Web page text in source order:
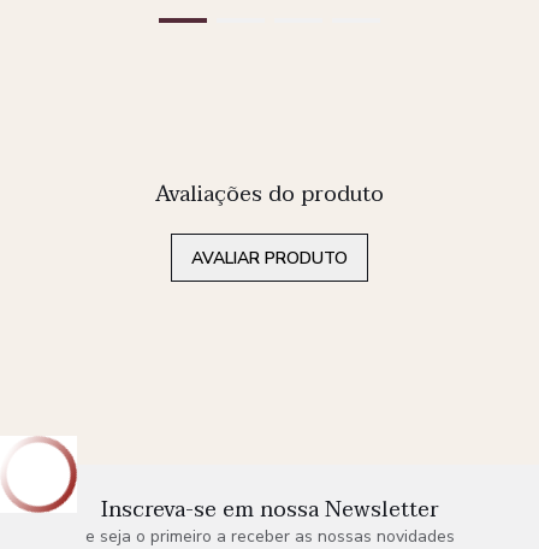
Avaliações do produto
AVALIAR PRODUTO
Inscreva-se em nossa Newsletter
e seja o primeiro a receber as nossas novidades